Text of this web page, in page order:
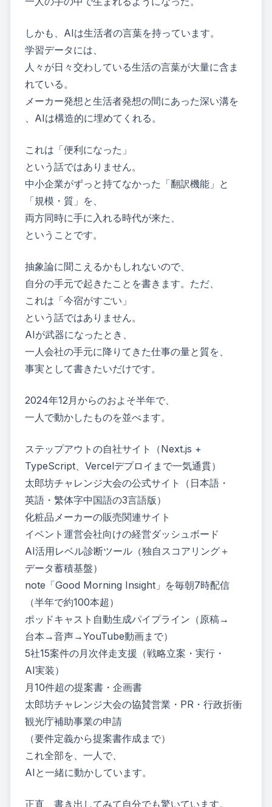
しかも、AIは生活者の言葉を持っています。
学習データには、
人々が日々交わしている生活の言葉が大量に含ま
れている。
メーカー発想と生活者発想の間にあった深い溝を
、AIは構造的に埋めてくれる。
これは「便利になった」
という話ではありません。
中小企業がずっと持てなかった「翻訳機能」と
「規模・質」を、
両方同時に手に入れる時代が来た、
ということです。
抽象論に聞こえるかもしれないので、
自分の手元で起きたことを書きます。ただ、
これは「今宿がすごい」
という話ではありません。
AIが武器になったとき、
一人会社の手元に降りてきた仕事の量と質を、
事実として書きたいだけです。
2024年12月からのおよそ半年で、
一人で動かしたものを並べます。
ステップアウトの自社サイト（Next.js +
TypeScript、Vercelデプロイまで一気通貫）
太郎坊チャレンジ大会の公式サイト（日本語・
英語・繁体字中国語の3言語版）
化粧品メーカーの販売関連サイト
イベント運営会社向けの経営ダッシュボード
AI活用レベル診断ツール（独自スコアリング＋
データ蓄積基盤）
note「Good Morning Insight」を毎朝7時配信
（半年で約100本超）
ポッドキャスト自動生成パイプライン（原稿→
台本→音声→YouTube動画まで）
5社15案件の月次伴走支援（戦略立案・実行・
AI実装）
月10件超の提案書・企画書
太郎坊チャレンジ大会の協賛営業・PR・行政折衝
観光庁補助事業の申請
（要件定義から提案書作成まで）
これ全部を、一人で、
AIと一緒に動かしています。
正直、書き出してみて自分でも驚いています。